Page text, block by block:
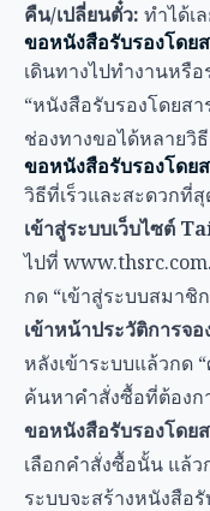
คืน/เปลี่ยนตั๋ว: ทำได้เ
ขอหนังสือรับรองโดย
เดินทางไปทำงานหรื
“หนังสือรับรองโดยสา
ช่องทางขอได้หลายวิ
ขอหนังสือรับรองโดย
วิธีที่เร็วและสะดวกที่สุ
เข้าสู่ระบบเว็บไซต์
ไปที่
กด “เข้าสู่ระบบสมาชิ
เข้าหน้าประวัติการจอ
หลังเข้าระบบแล้วกด
ค้นหาคำสั่งซื้อที่ต้องก
ขอหนังสือรับรองโดย
เลือกคำสั่งซื้อนั้น แล้ว
ระบบจะสร้างหนังสือ